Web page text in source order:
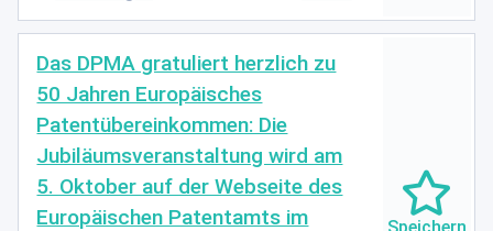
Das DPMA gratuliert herzlich zu
50 Jahren Europäisches
Patentübereinkommen: Die
Jubiläumsveranstaltung wird am
5. Oktober auf der Webseite des
Europäischen Patentamts im